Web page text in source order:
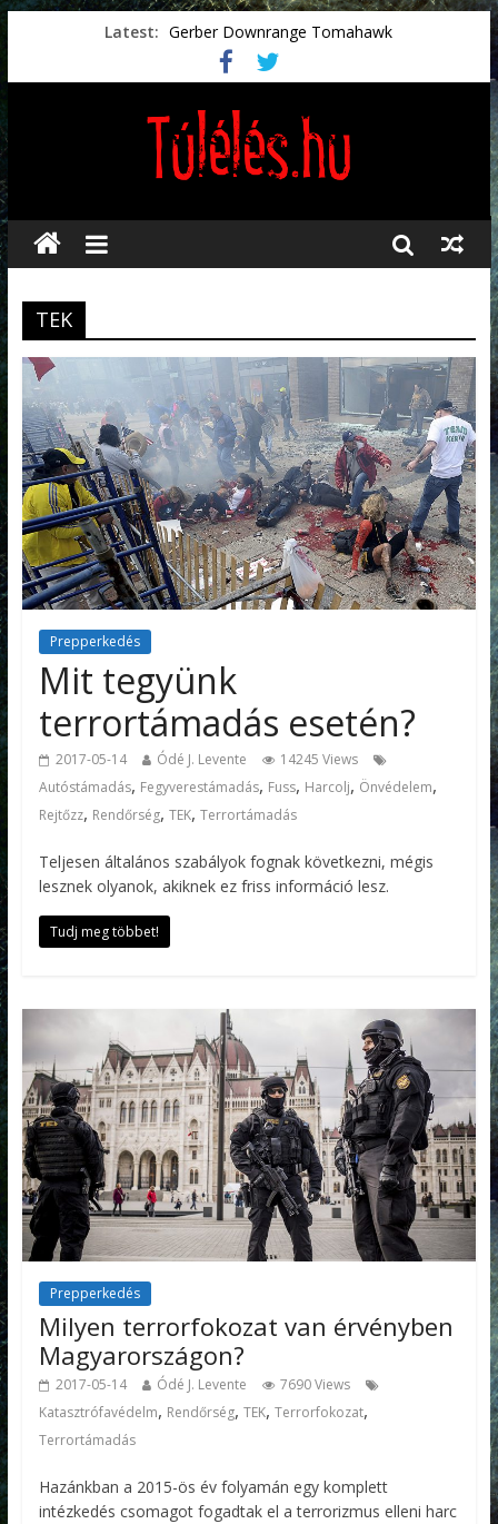
Latest: Gerber Downrange Tomahawk
Vészhelyzeti élelmiszerek
Svéd vészhelyzeti tájékoztató.
Vészhelyzetkezelés
Préselt törlőkendők
TEK
Prepperkedés
Mit tegyünk
terrortámadás esetén?
2017-05-14 Ódé J. Levente
14245 Views
Autóstámadás, Fegyverestámadás, Fuss, Harcolj, Önvédelem,
Rejtőzz, Rendőrség, TEK, Terrortámadás
Teljesen általános szabályok fognak következni, mégis
lesznek olyanok, akiknek ez friss információ lesz.
Tudj meg többet!
Prepperkedés
Milyen terrorfokozat van érvényben
Magyarországon?
2017-05-14 Ódé J. Levente
7690 Views
Katasztrófavédelm, Rendőrség, TEK, Terrorfokozat,
Terrortámadás
Hazánkban a 2015-ös év folyamán egy komplett
intézkedés csomagot fogadtak el a terrorizmus elleni harc